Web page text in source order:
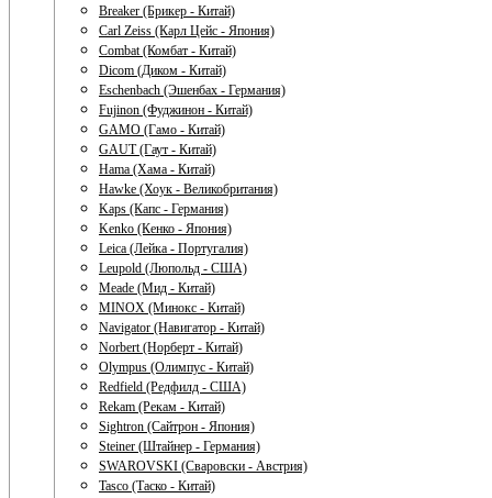
Breaker (Брикер - Китай)
Carl Zeiss (Карл Цейс - Япония)
Combat (Комбат - Китай)
Dicom (Диком - Китай)
Eschenbach (Эшенбах - Германия)
Fujinon (Фуджинон - Китай)
GAMO (Гамо - Китай)
GAUT (Гаут - Китай)
Hama (Хама - Китай)
Hawke (Хоук - Великобритания)
Kaps (Капс - Германия)
Kenko (Кенко - Япония)
Leica (Лейка - Португалия)
Leupold (Люпольд - США)
Meade (Мид - Китай)
MINOX (Минокс - Китай)
Navigator (Навигатор - Китай)
Norbert (Норберт - Китай)
Olympus (Олимпус - Китай)
Redfield (Редфилд - США)
Rekam (Рекам - Китай)
Sightron (Сайтрон - Япония)
Steiner (Штайнер - Германия)
SWAROVSKI (Сваровски - Австрия)
Tasco (Таско - Китай)